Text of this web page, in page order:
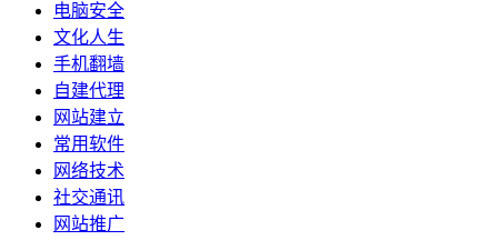
电脑安全
文化人生
手机翻墙
自建代理
网站建立
常用软件
网络技术
社交通讯
网站推广